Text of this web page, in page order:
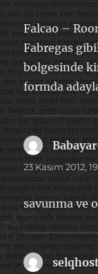
Falcao –
Fabregas
bolgesinde
formda
23 Kasım 2012,
savunma ve